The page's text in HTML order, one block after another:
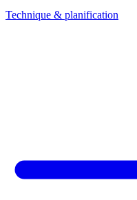
Technique & planification